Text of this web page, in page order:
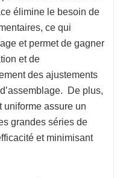
élimine le besoin de
ce qui
et permet de gagner
et de
des ajustements
De plus,
uniforme assure un
grandes séries de
et minimisant